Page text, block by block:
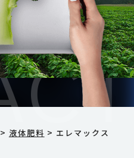
> 液体肥料 > エレマックス